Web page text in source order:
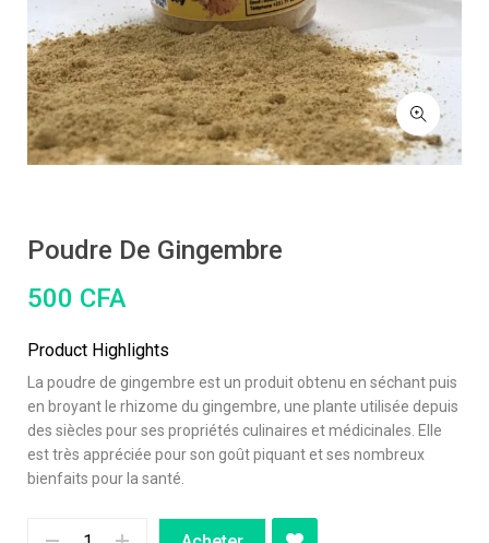
Poudre De Gingembre
500 CFA
Product Highlights
La poudre de gingembre est un produit obtenu en séchant puis
en broyant le rhizome du gingembre, une plante utilisée depuis
des siècles pour ses propriétés culinaires et médicinales. Elle
est très appréciée pour son goût piquant et ses nombreux
bienfaits pour la santé.